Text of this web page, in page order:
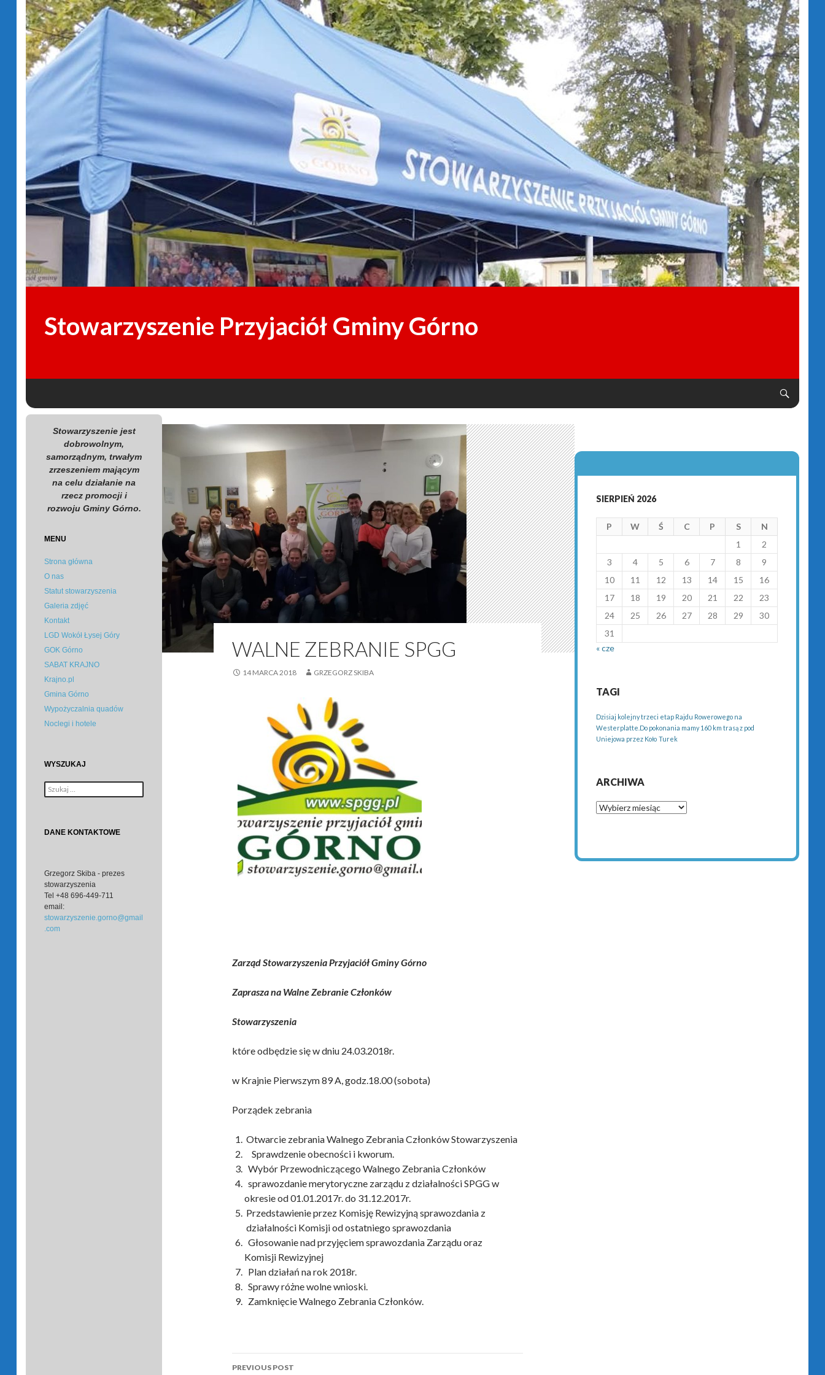
Stowarzyszenie Przyjaciół Gminy Górno
WALNE ZEBRANIE SPGG
14 MARCA 2018 GRZEGORZ SKIBA
Zarząd Stowarzyszenia Przyjaciół Gminy Górno
Zaprasza na Walne Zebranie Członków
Stowarzyszenia
które odbędzie się w dniu 24.03.2018r.
w Krajnie Pierwszym 89 A, godz.18.00 (sobota)
Porządek zebrania
Otwarcie zebrania Walnego Zebrania Członków Stowarzyszenia
Sprawdzenie obecności i kworum.
Wybór Przewodniczącego Walnego Zebrania Członków
sprawozdanie merytoryczne zarządu z działalności SPGG w
okresie od 01.01.2017r. do 31.12.2017r.
Przedstawienie przez Komisję Rewizyjną sprawozdania z
działalności Komisji od ostatniego sprawozdania
Głosowanie nad przyjęciem sprawozdania Zarządu oraz
Komisji Rewizyjnej
Plan działań na rok 2018r.
Sprawy różne wolne wnioski.
Zamknięcie Walnego Zebrania Członków.
Post
PREVIOUS POST
SIERPIEŃ 2026
P W Ś C P S
N
1
2
3
4 5 6 7 8
9
10
11 12 13 14 15
16
17
18 19 20 21 22
23
24
25 26 27 28 29
30
31
« cze
TAGI
Dzisiaj kolejny trzeci etap Rajdu Rowerowego na
Westerplatte.Do pokonania mamy 160 km trasą z pod
Uniejowa przez Koło Turek
ARCHIWA
Archiwa
Stowarzyszenie jest
dobrowolnym,
samorządnym, trwałym
zrzeszeniem mającym
na celu działanie na
rzecz promocji i
rozwoju Gminy Górno.
MENU
Strona główna
O nas
Statut stowarzyszenia
Galeria zdjęć
Kontakt
LGD Wokół Łysej Góry
GOK Górno
SABAT KRAJNO
Krajno.pl
Gmina Górno
Wypożyczalnia quadów
Noclegi i hotele
WYSZUKAJ
Szukaj:
DANE KONTAKTOWE
Grzegorz Skiba - prezes
stowarzyszenia
Tel +48 696-449-711
email:
stowarzyszenie.gorno@gmail
.com